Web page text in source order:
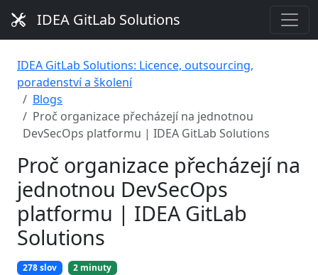
IDEA GitLab Solutions
IDEA GitLab Solutions: Licence, outsourcing,
poradenství a školení
Blogs
Proč organizace přecházejí na jednotnou
DevSecOps platformu | IDEA GitLab Solutions
Proč organizace přecházejí na
jednotnou DevSecOps
platformu | IDEA GitLab
Solutions
278 slov 2 minuty